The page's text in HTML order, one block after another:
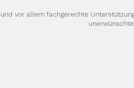
vor allem fachgerechte